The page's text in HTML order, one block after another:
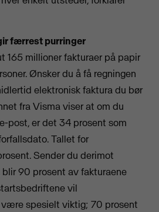
færrest purringer
165 millioner fakturaer på papir
Ønsker du å få regningen
elektronisk faktura du bør
fra Visma viser at om du
post, er det 34 prosent som
Tallet for
Sender du derimot
90 prosent av fakturaene
vil
spesielt viktig; 70 prosent